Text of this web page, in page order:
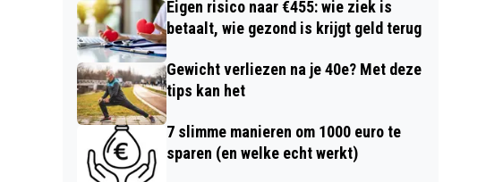
Eigen risico naar €455: wie ziek is
betaalt, wie gezond is krijgt geld terug
Gewicht verliezen na je 40e? Met deze
tips kan het
7 slimme manieren om 1000 euro te
sparen (en welke echt werkt)